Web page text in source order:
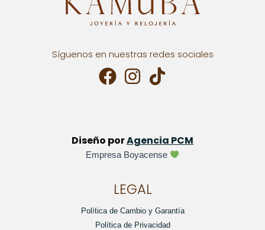
Síguenos en nuestras redes sociales
Diseño porAgencia PCM
Empresa Boyacense
LEGAL
Política de Cambio y Garantía
Política de Privacidad